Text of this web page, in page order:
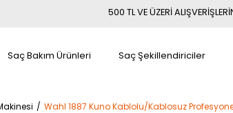
500 TL VE ÜZERİ
Saç Bakım Ürünleri Saç Şekillendiriciler
Wahl 1887 Kuno Kablolu/Kablosuz